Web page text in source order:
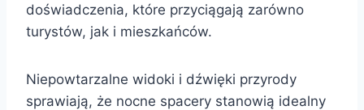
doświadczenia, które przyciągają zarówno
turystów, jak i mieszkańców.
Niepowtarzalne widoki i dźwięki przyrody
sprawiają, że nocne spacery stanowią idealny